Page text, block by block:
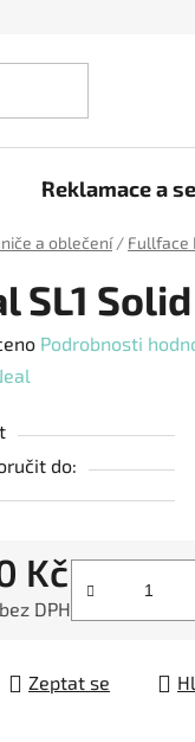
Reklamace a
a oblečení / Fullface
SL1
Podrobnosti
do:
Kč
DPH
Zeptat se